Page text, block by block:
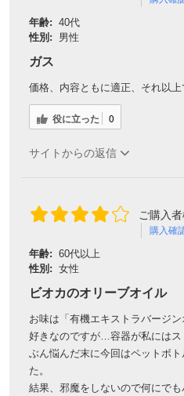
年齢: 40代
性別:
男性
ガス
価格、内容ともに適正、それ以上
役に立った 0
サイトからの返信
ご購入者
購入確
年齢: 60代以上
性別: 女性
ビオカのオリーブオイル
お味は「有機エキストラバージ
好きなのですが…容器が私には
ぶん悩んだ末に今回はペットボ
た。
結果、邪魔をしないので何にで